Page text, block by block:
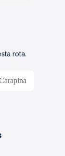
rota.